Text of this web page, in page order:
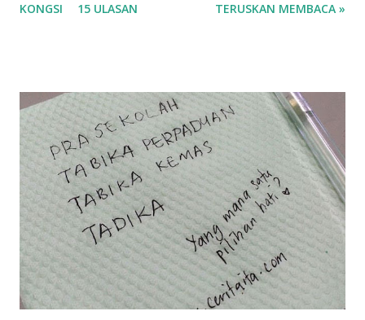
tau? yang sebut tu anak aku....diulangi ANAK AKU ....adoiiii
balik keja aku ajak la shah singgah Giant beli barang
sikit...dalam perjalanan dari dalam kereta tu biasalah kan
kami memang akan pimpin anak-anak jalan sampai masuk
dalam... dan kebiasanya bagi anak 4 macam kami ni bahagi-
bahagi lah siapa nak pimpin siapa... dan biasanya aku akan
dukung adik hadi sambil pimpin kakak husna... yang abg
ngah dengan abg long terserah pada shah la pulak.. tapi
kalau ikut anak-anak semua nak ummi pimpin... ajer rebeh
ba...
KONGSI 15 ULASAN TERUSKAN MEMBACA »